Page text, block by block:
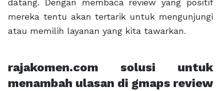
datang. Dengan membaca review yang positif
mereka tentu akan tertarik untuk mengunjungi
atau memilih layanan yang kita tawarkan.
rajakomen.com solusi untuk
menambah ulasan di gmaps review